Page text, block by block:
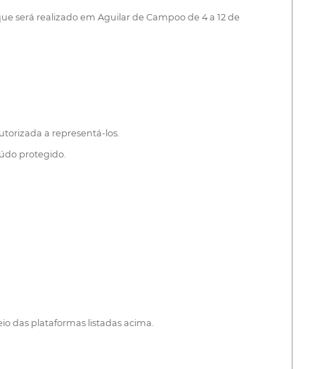
será realizado em Aguilar de Campoo de 4 a 12 de
a representá-los.
protegido.
das plataformas listadas acima.